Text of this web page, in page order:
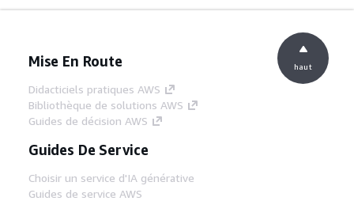
Mise En Route
Didacticiels pratiques AWS
Bibliothèque de solutions AWS
Guides de décision AWS
Guides De Service
Choisir un service d'IA générative
Guides de service AWS
haut